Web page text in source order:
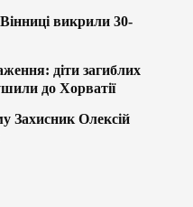
викрили 30-
діти загиблих
до Хорватії
Захисник Олексій